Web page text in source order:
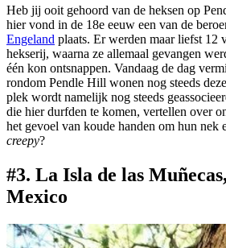
Heb jij ooit gehoord van de heksen op
hier vond in de 18e eeuw een van de
Engeland plaats. Er werden maar liefst 12
hekserij, waarna ze allemaal gevangen
één kon ontsnappen. Vandaag de dag
rondom Pendle Hill wonen nog steeds
plek wordt namelijk nog steeds
die hier durfden te komen, vertellen over
het gevoel van koude handen om hun nek
creepy?
#3. La Isla de las
Mexico